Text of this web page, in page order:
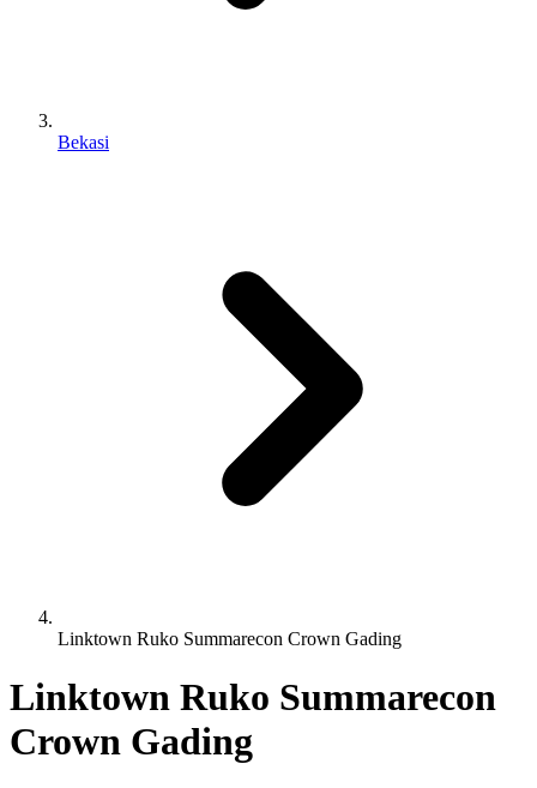
Bekasi
Linktown Ruko Summarecon Crown Gading
Linktown Ruko Summarecon
Crown Gading